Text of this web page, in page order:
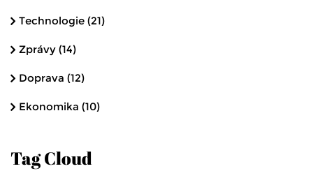
Technologie (21)
Zprávy (14)
Doprava (12)
Ekonomika (10)
Tag Cloud